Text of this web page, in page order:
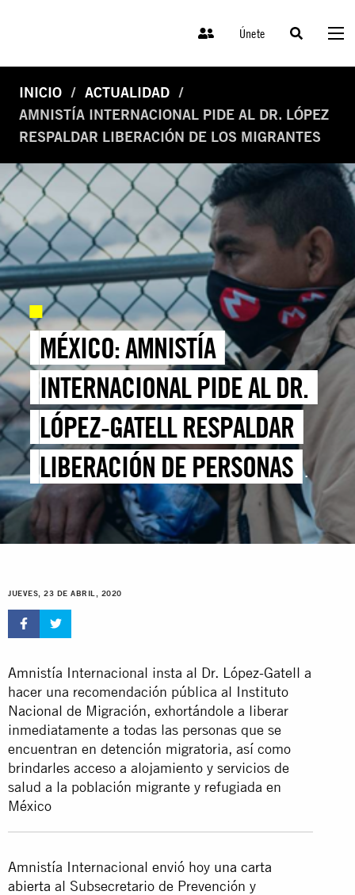
Únete
INICIO
ACTUALIDAD
AMNISTÍA INTERNACIONAL PIDE AL DR. LÓPEZ
RESPALDAR LIBERACIÓN DE LOS MIGRANTES
MÉXICO: AMNISTÍA
INTERNACIONAL PIDE AL DR.
LÓPEZ-GATELL RESPALDAR
LIBERACIÓN DE PERSONAS
MIGRANTES ANTE COVID-19
JUEVES, 23 DE ABRIL, 2020
Amnistía Internacional insta al Dr. López-Gatell a
hacer una recomendación pública al Instituto
Nacional de Migración, exhortándole a liberar
inmediatamente a todas las personas que se
encuentran en detención migratoria, así como
brindarles acceso a alojamiento y servicios de
salud a la población migrante y refugiada en
México
Amnistía Internacional envió hoy una carta
abierta al ​​​​​​​Subsecretario de Prevención y